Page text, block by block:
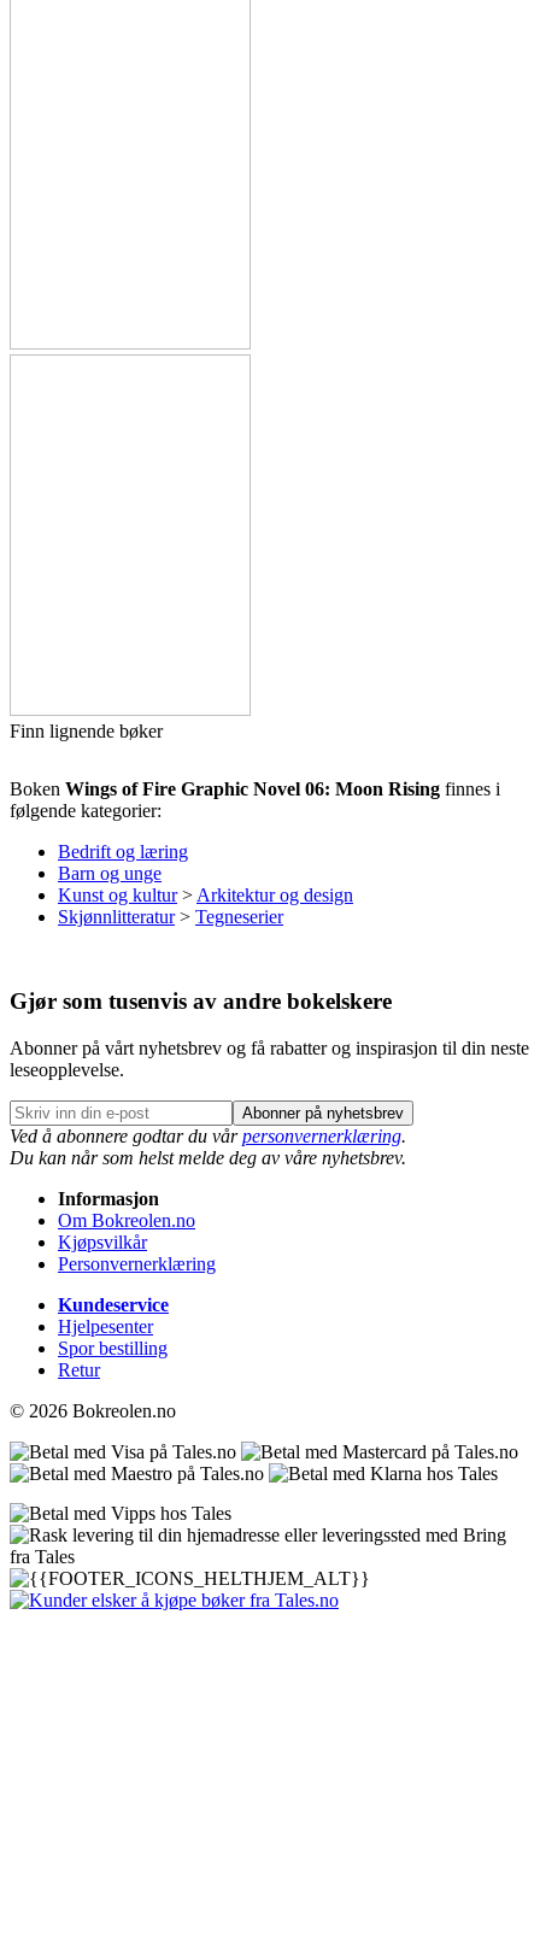
Finn lignende bøker
Boken Wings of Fire Graphic Novel 06: Moon Rising finnes i
følgende kategorier:
Bedrift og læring
Barn og unge
Kunst og kultur > Arkitektur og design
Skjønnlitteratur > Tegneserier
Gjør som tusenvis av andre bokelskere
Abonner på vårt nyhetsbrev og få rabatter og inspirasjon til din neste
leseopplevelse.
Abonner på nyhetsbrev
Ved å abonnere godtar du vårpersonvernerklæring.
Du kan når som helst melde deg av våre nyhetsbrev.
Informasjon
Om Bokreolen.no
Kjøpsvilkår
Personvernerklæring
Kundeservice
Hjelpesenter
Spor bestilling
Retur
© 2026 Bokreolen.no